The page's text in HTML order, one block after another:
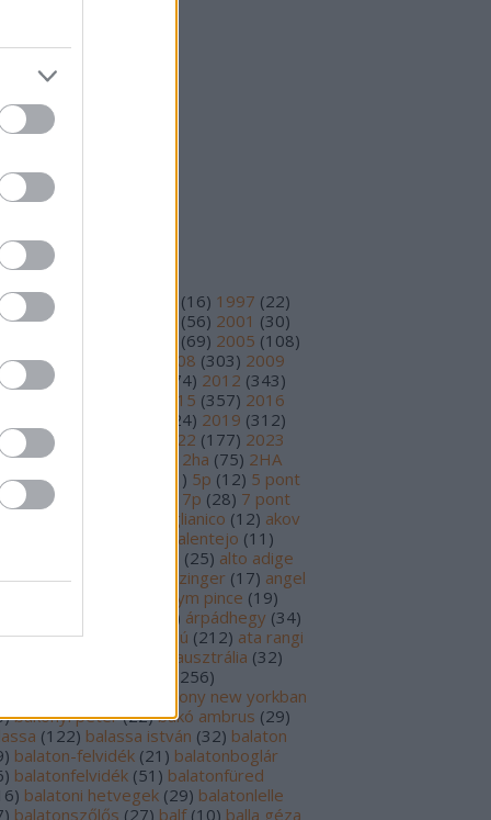
október
...
2.0
( 11) (16) 1997 (22)
(14) (56) 2001 (30)
(69) 2005 (108)
(195 2008 (303) 2009
2010 374) 2012 (343)
2015 (357) 2016
324) 2019 (312)
( 199 2022 (177) 2023
) 2024 2ha (75) 2HA
) 3 pont ) 5p (12) 5 pont
6p (26 7p (28) 7 pont
aglianico (12) akov
alentejo (11 )
(25) alto adige
) alves de sousa alzinger (17) angel
anonym pince (19)
) árpádhegy (34)
(39) ascheri aszú (212) ata rangi
ausztrália (32)
256)
badacsony new yorkban
) bakonyi péter (22) bakó ambrus (29)
(122) balassa istván (32) balaton
) balaton-felvidék (21 ) balatonboglár
) balatonfelvidék (51 ) balatonfüred
) balatoni hetvegek (29) balatonlelle
) balatonszőlős (27) balf (10) balla géza